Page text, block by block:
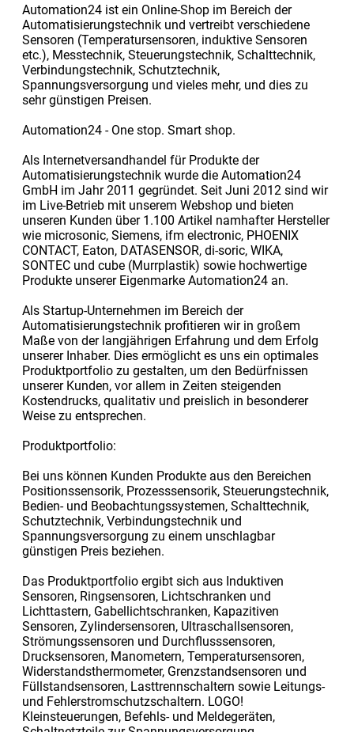
Automation24 ist ein Online-Shop im Bereich der
Automatisierungstechnik und vertreibt verschiedene
Sensoren (Temperatursensoren, induktive Sensoren
etc.), Messtechnik, Steuerungstechnik, Schalttechnik,
Verbindungstechnik, Schutztechnik,
Spannungsversorgung und vieles mehr, und dies zu
sehr günstigen Preisen.
Automation24 - One stop. Smart shop.
Als Internetversandhandel für Produkte der
Automatisierungstechnik wurde die Automation24
GmbH im Jahr 2011 gegründet. Seit Juni 2012 sind wir
im Live-Betrieb mit unserem Webshop und bieten
unseren Kunden über 1.100 Artikel namhafter Hersteller
wie microsonic, Siemens, ifm electronic, PHOENIX
CONTACT, Eaton, DATASENSOR, di-soric, WIKA,
SONTEC und cube (Murrplastik) sowie hochwertige
Produkte unserer Eigenmarke Automation24 an.
Als Startup-Unternehmen im Bereich der
Automatisierungstechnik profitieren wir in großem
Maße von der langjährigen Erfahrung und dem Erfolg
unserer Inhaber. Dies ermöglicht es uns ein optimales
Produktportfolio zu gestalten, um den Bedürfnissen
unserer Kunden, vor allem in Zeiten steigenden
Kostendrucks, qualitativ und preislich in besonderer
Weise zu entsprechen.
Produktportfolio:
Bei uns können Kunden Produkte aus den Bereichen
Positionssensorik, Prozesssensorik, Steuerungstechnik,
Bedien- und Beobachtungssystemen, Schalttechnik,
Schutztechnik, Verbindungstechnik und
Spannungsversorgung zu einem unschlagbar
günstigen Preis beziehen.
Das Produktportfolio ergibt sich aus Induktiven
Sensoren, Ringsensoren, Lichtschranken und
Lichttastern, Gabellichtschranken, Kapazitiven
Sensoren, Zylindersensoren, Ultraschallsensoren,
Strömungssensoren und Durchflusssensoren,
Drucksensoren, Manometern, Temperatursensoren,
Widerstandsthermometer, Grenzstandsensoren und
Füllstandsensoren, Lasttrennschaltern sowie Leitungs-
und Fehlerstromschutzschaltern. LOGO!
Kleinsteuerungen, Befehls- und Meldegeräten,